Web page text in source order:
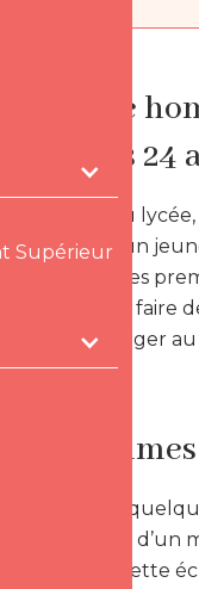
Supérieur
Le jeune
pour ses 24
A la sortie du
En général un
profiter de ses
S’il choisit de
avant de songer
Les
Diplômé de
l’éventualité d’un
davantage cette